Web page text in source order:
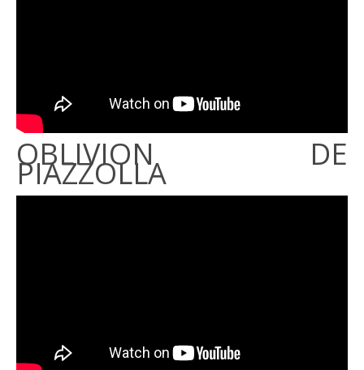
OBLIVION DE
PIAZZOLLA